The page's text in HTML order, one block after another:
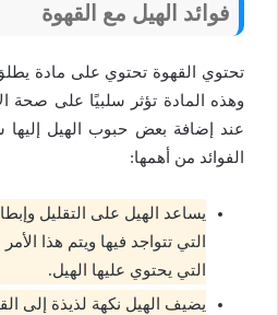
فوائد الهيل مع القهوة
تحتوي القهوة تحتوي على مادة
وهذه المادة تؤثر سلبيًا على صحة
عند إضافة بعض حبوب الهيل إليها
الفوائد من أهمها:
يساعد الهيل على التقليل
التي تتواجد فيها ويتم هذا
التي يحتوي عليها الهيل.
يضيف الهيل نكهة لذيذة إلى